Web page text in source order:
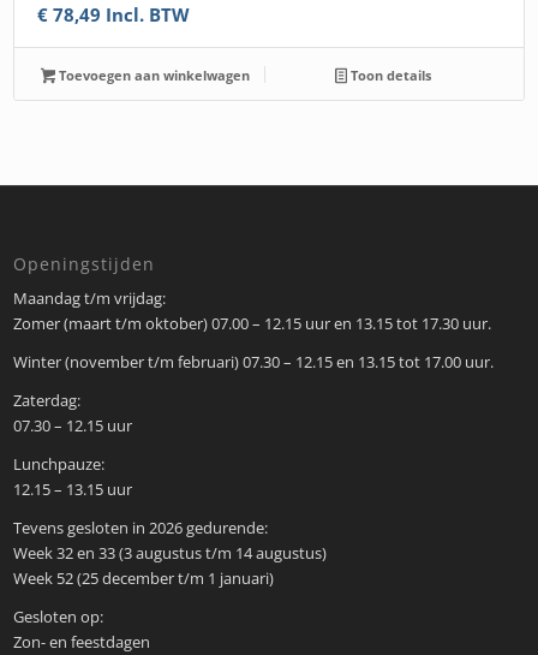
€ 78,49 Incl. BTW
Toevoegen aan winkelwagen Toon details
Openingstijden
Maandag t/m vrijdag:
Zomer (maart t/m oktober) 07.00 – 12.15 uur en 13.15 tot 17.30 uur.
Winter (november t/m februari) 07.30 – 12.15 en 13.15 tot 17.00 uur.
Zaterdag:
07.30 – 12.15 uur
Lunchpauze:
12.15 – 13.15 uur
Tevens gesloten in 2026 gedurende:
Week 32 en 33 (3 augustus t/m 14 augustus)
Week 52 (25 december t/m 1 januari)
Gesloten op:
Zon- en feestdagen